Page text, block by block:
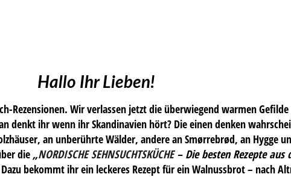
Hallo Ihr Lieben!
Rezensionen. Wir verlassen jetzt die überwiegend warmen
denkt ihr wenn ihr Skandinavien hört? Die einen denken
an unberührte Wälder, andere an Smørrebrød, an Hygge
die„NORDISCHE SEHNSUCHTSKÜCHE– Die besten Rezepte aus
bekommt ihr ein leckeres Rezept für ein Walnussbrot – nach